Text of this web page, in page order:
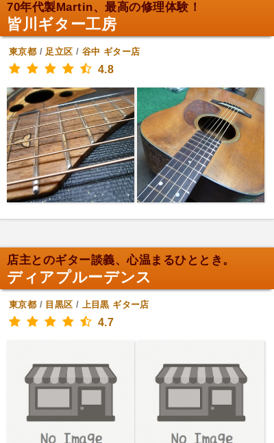
70年代製Martin、最高の修理体験！
皆川ギター工房
東京都 / 足立区 / 谷中 ギター店
4.8
店主とのギター談義、心温まるひととき。
ディアプルーデンス
東京都 / 目黒区 / 上目黒 ギター店
4.7